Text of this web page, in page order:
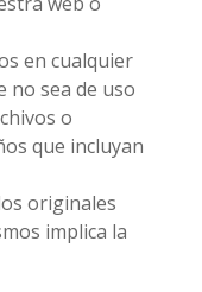
en cualquier
no sea de uso
o
que incluyan
originales
implica la